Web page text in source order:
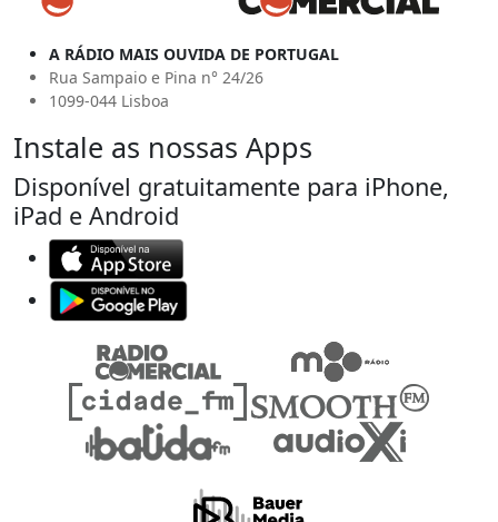
A RÁDIO MAIS OUVIDA DE PORTUGAL
Rua Sampaio e Pina n° 24/26
1099-044 Lisboa
Instale as nossas Apps
Disponível gratuitamente para iPhone,
iPad e Android